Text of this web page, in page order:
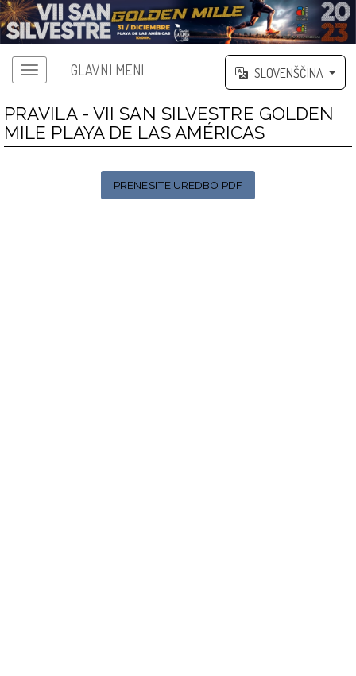
GLAVNI MENI SLOVENŠČINA
PRAVILA - VII SAN SILVESTRE GOLDEN
MILE PLAYA DE LAS AMÉRICAS
PRENESITE UREDBO PDF